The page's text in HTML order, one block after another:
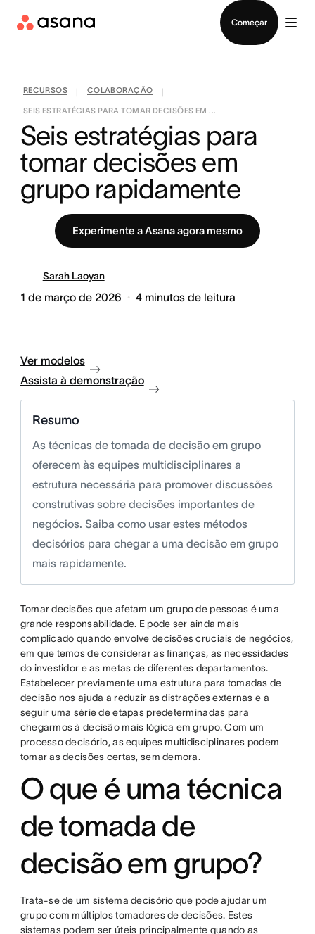
Começar
RECURSOS COLABORAÇÃO
SEIS ESTRATÉGIAS PARA TOMAR DECISÕES EM ...
Seis estratégias para
tomar decisões em
grupo rapidamente
Experimente a Asana agora mesmo
Sarah Laoyan
1 de março de 2026 4 minutos de leitura
Ver modelos
Assista à demonstração
Resumo
As técnicas de tomada de decisão em grupo
oferecem às equipes multidisciplinares a
estrutura necessária para promover discussões
construtivas sobre decisões importantes de
negócios. Saiba como usar estes métodos
decisórios para chegar a uma decisão em grupo
mais rapidamente.
Tomar decisões que afetam um grupo de pessoas é uma
grande responsabilidade. E pode ser ainda mais
complicado quando envolve decisões cruciais de negócios,
em que temos de considerar as finanças, as necessidades
do investidor e as metas de diferentes departamentos.
Estabelecer previamente uma estrutura para tomadas de
decisão nos ajuda a reduzir as distrações externas e a
seguir uma série de etapas predeterminadas para
chegarmos à decisão mais lógica em grupo. Com um
processo decisório, as equipes multidisciplinares podem
tomar as decisões certas, sem demora.
O que é uma técnica
de tomada de
decisão em grupo?
Trata-se de um sistema decisório que pode ajudar um
grupo com múltiplos tomadores de decisões. Estes
sistemas podem ser úteis principalmente quando as